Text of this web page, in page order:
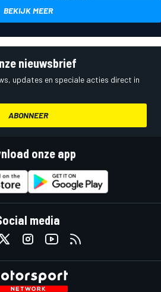
BEKIJK MEER
nieuwsbrief
updates en speciale acties direct in
ABONNEER
onze app
media